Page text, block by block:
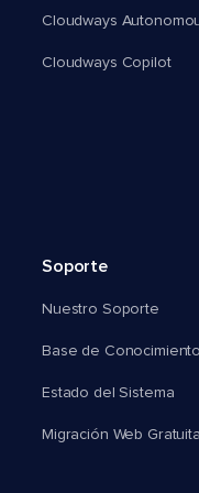
Cloudways
Cloudways Copilot
Soporte
Nuestro Soporte
Base de
Estado del Sistema
Migración Web Gratuita